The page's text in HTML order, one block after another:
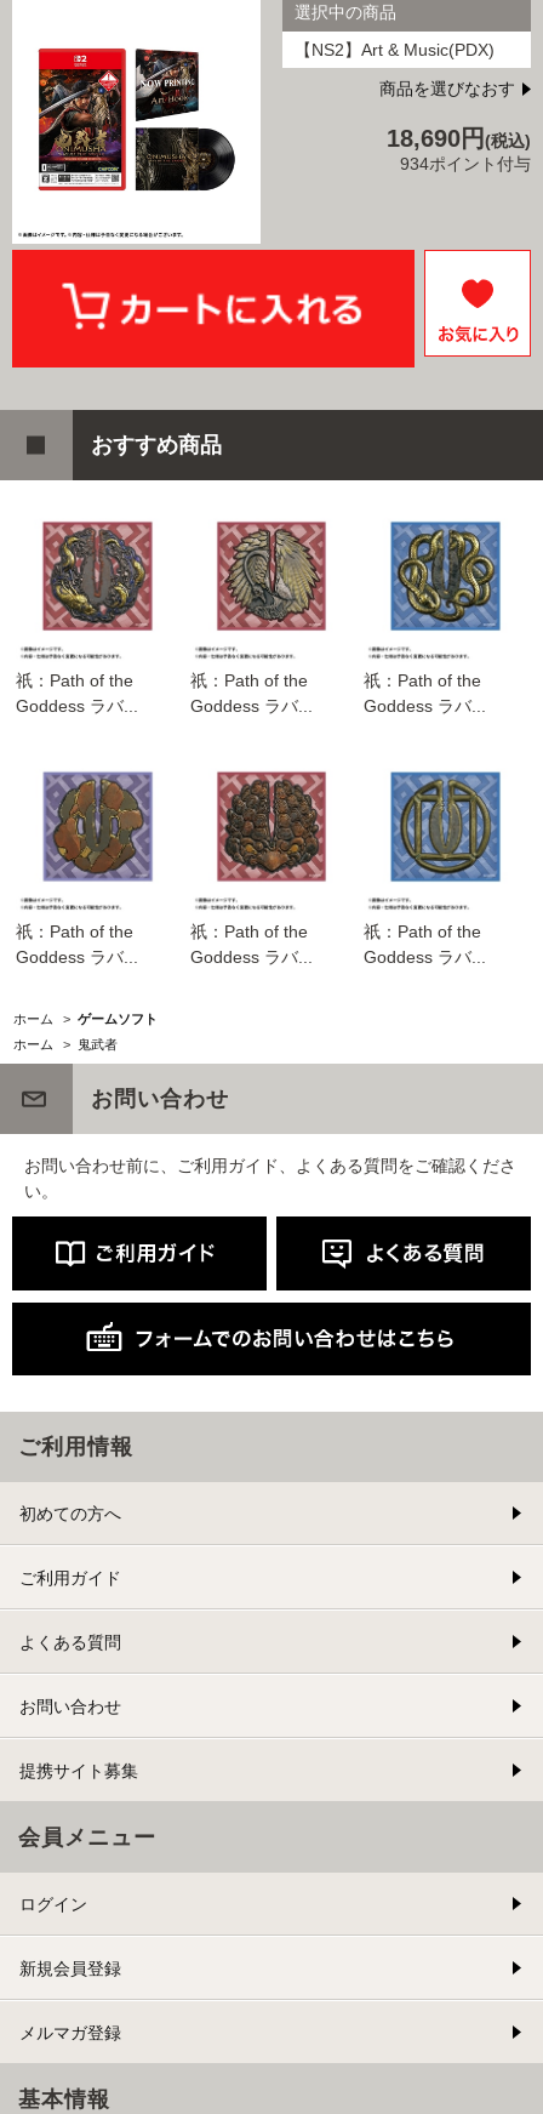
選択中の商品
【NS2】Art & Music(PDX)
商品を選びなおす
18,690円(税込)
934ポイント付与
おすすめ商品
祇：Path of the
Goddess ラバ...
祇：Path of the
Goddess ラバ...
祇：Path of the
Goddess ラバ...
祇：Path of the
Goddess ラバ...
祇：Path of the
Goddess ラバ...
祇：Path of the
Goddess ラバ...
ホーム > ゲームソフト
ホーム
> 鬼武者
お問い合わせ
お問い合わせ前に、ご利用ガイド、よくある質問をご確認くださ
い。
ご利用情報
初めての方へ
ご利用ガイド
よくある質問
お問い合わせ
提携サイト募集
会員メニュー
ログイン
新規会員登録
メルマガ登録
基本情報